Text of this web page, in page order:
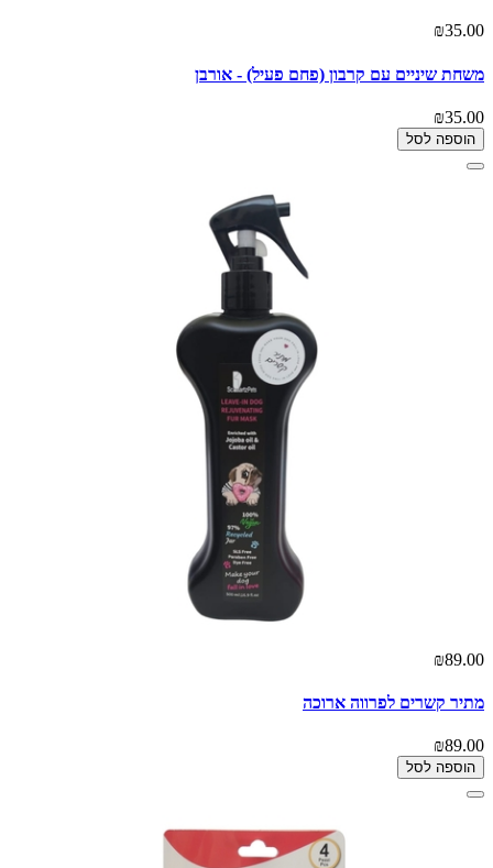
₪35.00
משחת שיניים עם קרבון (פחם פעיל) - אורבן
₪35.00
הוספה לסל
₪89.00
מתיר קשרים לפרווה ארוכה
₪89.00
הוספה לסל